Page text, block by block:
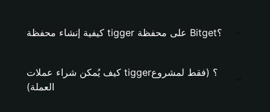
كيفية إنشاء محفظة tigger على محفظة Bitget؟
كيف يُمكن شراء عملات tigger؟ (فقط لمشروع
العملة)